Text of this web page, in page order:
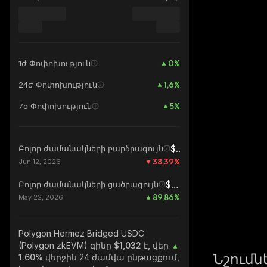
1ժ Փոփոխություն 0%
24ժ Փոփոխություն 1,6%
7օ Փոփոխություն 5%
Բոլոր ժամանակների բարձրագույն $1,68
Jun 12, 2026 38,39%
Բոլոր ժամանակների ցածրագույն $0,5438
May 22, 2026 89,86%
Polygon Hermez Bridged USDC
(Polygon zkEVM) գինը $1,032 է, վեր
1.60% վերջին 24 ժամվա ընթացքում,